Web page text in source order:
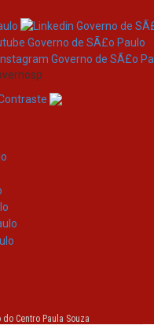
Centro Paula Souza